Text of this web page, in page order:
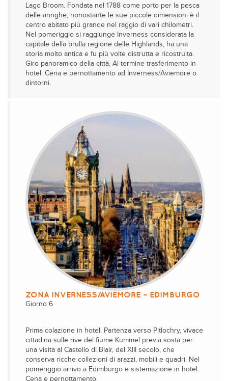
Lago Broom. Fondata nel 1788 come porto per la pesca
delle aringhe, nonostante le sue piccole dimensioni è il
centro abitato più grande nel raggio di vari chilometri.
Nel pomeriggio si raggiunge Inverness considerata la
capitale della brulla regione delle Highlands, ha una
storia molto antica e fu più volte distrutta e ricostruita.
Giro panoramico della città. Al termine trasferimento in
hotel. Cena e pernottamento ad Inverness/Aviemore o
dintorni.
ZONA INVERNESS/AVIEMORE – EDIMBURGO
Giorno 6
Prima colazione in hotel. Partenza verso Pitlochry, vivace
cittadina sulle rive del fiume Kummel previa sosta per
una visita al Castello di Blair, del XIII secolo, che
conserva ricche collezioni di arazzi, mobili e quadri. Nel
pomeriggio arrivo a Edimburgo e sistemazione in hotel.
Cena e pernottamento.